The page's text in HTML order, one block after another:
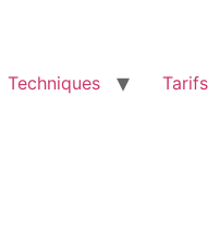
Techniques Tarifs